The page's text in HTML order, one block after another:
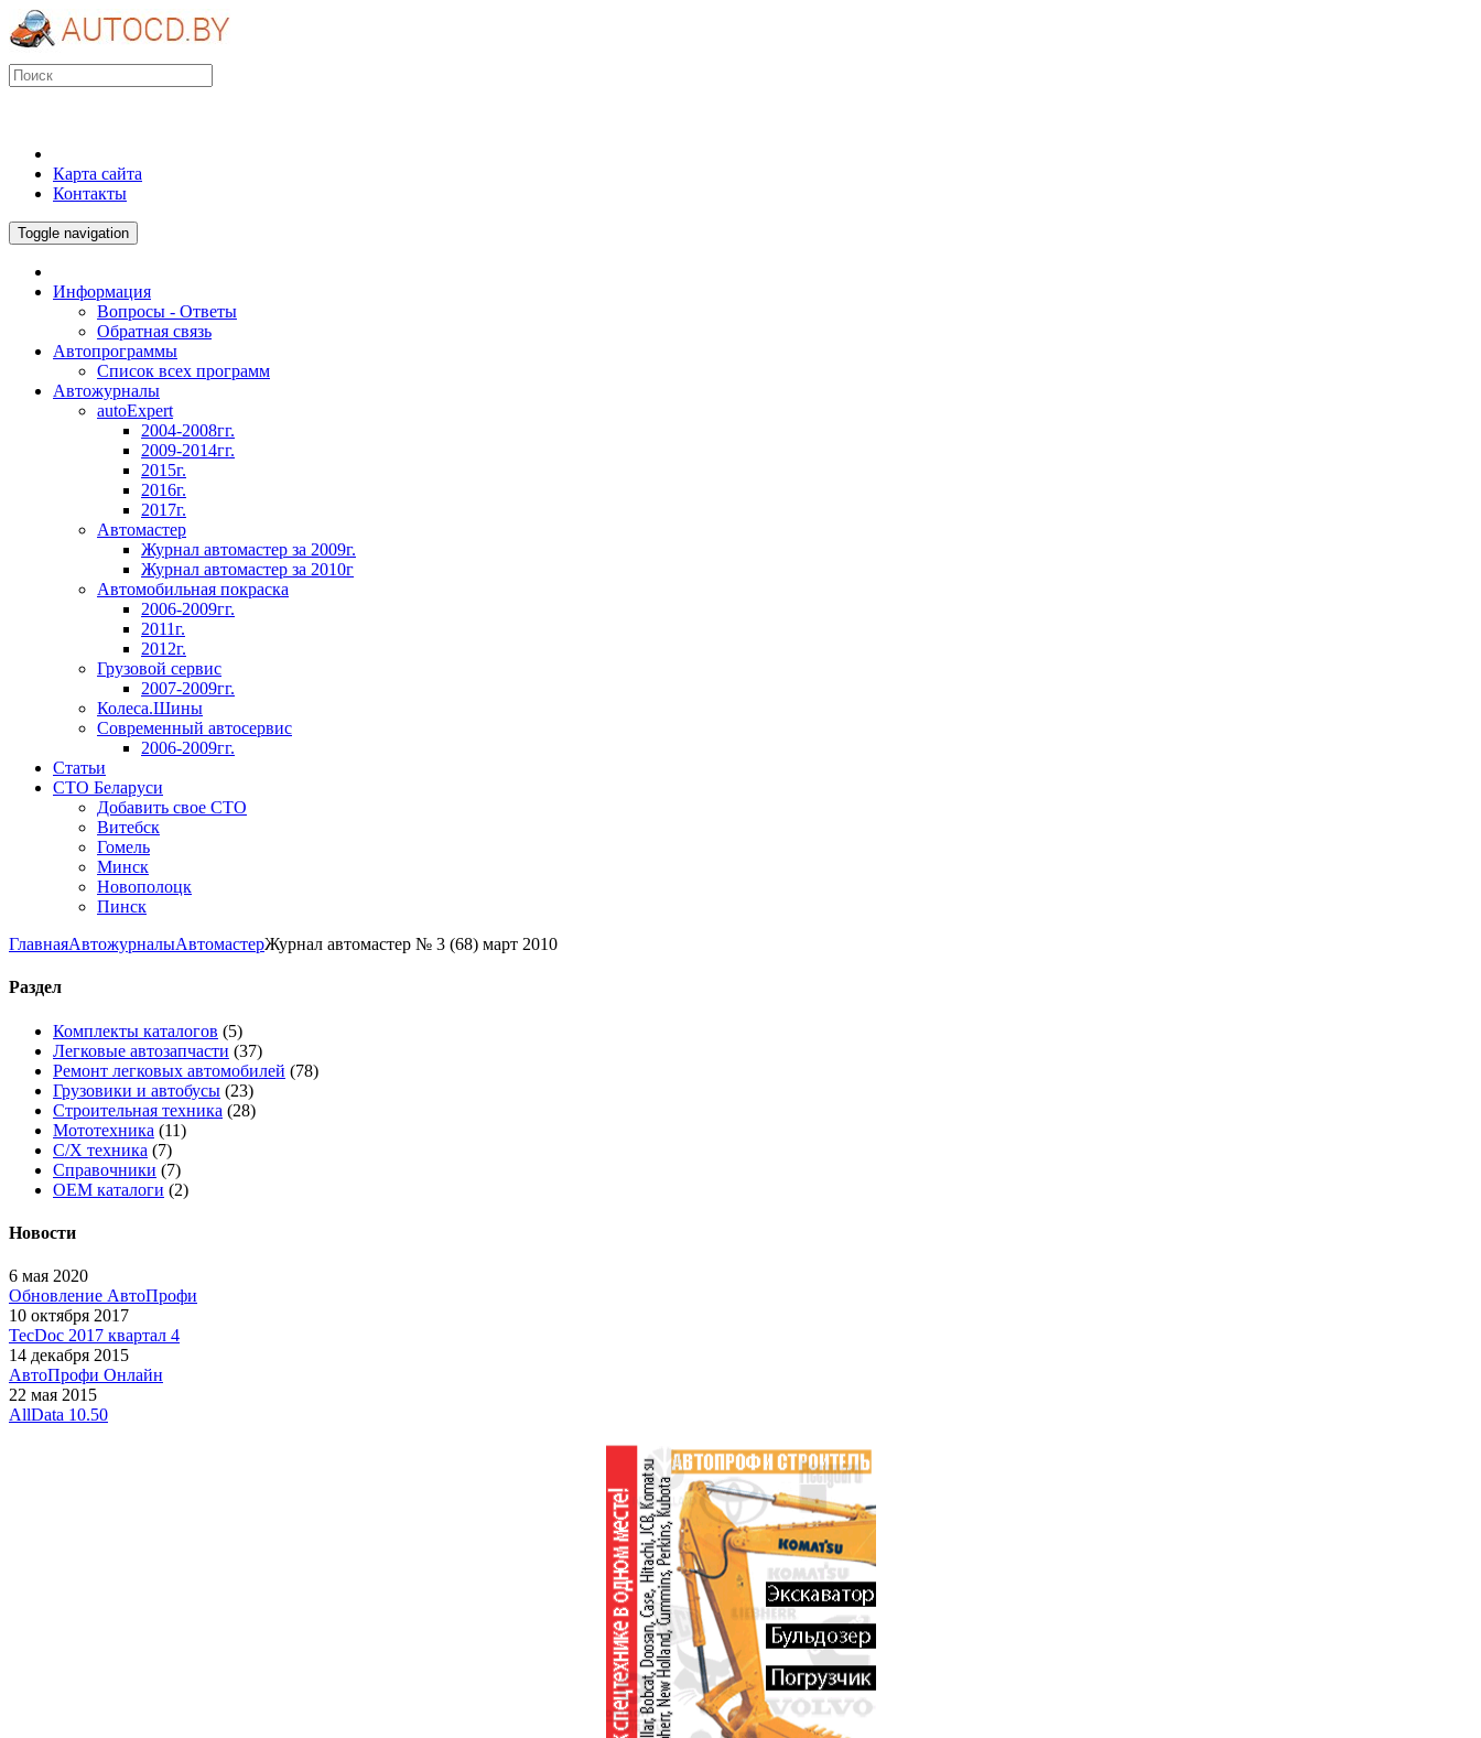
Карта сайта
Контакты
Toggle navigation
Информация
Вопросы - Ответы
Обратная связь
Автопрограммы
Список всех программ
Автожурналы
autoExpert
2004-2008гг.
2009-2014гг.
2015г.
2016г.
2017г.
Автомастер
Журнал автомастер за 2009г.
Журнал автомастер за 2010г
Автомобильная покраска
2006-2009гг.
2011г.
2012г.
Грузовой сервис
2007-2009гг.
Колеса.Шины
Современный автосервис
2006-2009гг.
Статьи
СТО Беларуси
Добавить свое СТО
Витебск
Гомель
Минск
Новополоцк
Пинск
ГлавнаяАвтожурналыАвтомастерЖурнал автомастер № 3 (68) март 2010
Раздел
Комплекты каталогов (5)
Легковые автозапчасти (37)
Ремонт легковых автомобилей (78)
Грузовики и автобусы (23)
Строительная техника (28)
Мототехника (11)
С/Х техника (7)
Справочники (7)
OEM каталоги (2)
Новости
6 мая 2020
Обновление АвтоПрофи
10 октября 2017
TecDoc 2017 квартал 4
14 декабря 2015
АвтоПрофи Онлайн
22 мая 2015
AllData 10.50